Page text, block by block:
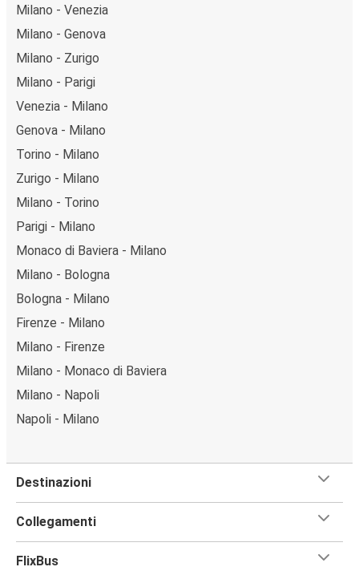
Milano - Venezia
Milano - Genova
Milano - Zurigo
Milano - Parigi
Venezia - Milano
Genova - Milano
Torino - Milano
Zurigo - Milano
Milano - Torino
Parigi - Milano
Monaco di Baviera - Milano
Milano - Bologna
Bologna - Milano
Firenze - Milano
Milano - Firenze
Milano - Monaco di Baviera
Milano - Napoli
Napoli - Milano
Destinazioni
Collegamenti
FlixBus